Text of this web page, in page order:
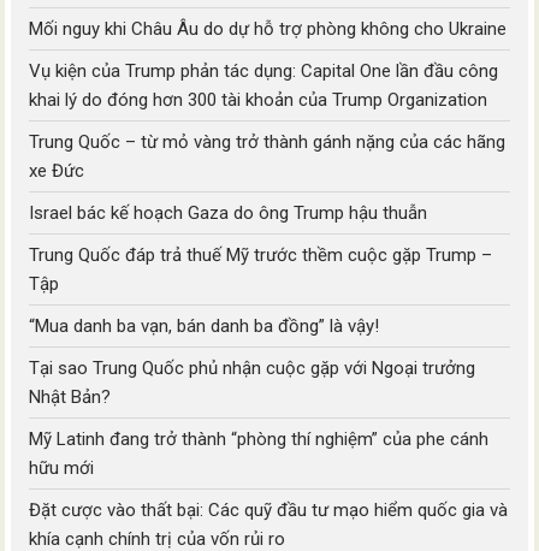
Mối nguy khi Châu Âu do dự hỗ trợ phòng không cho Ukraine
Vụ kiện của Trump phản tác dụng: Capital One lần đầu công
khai lý do đóng hơn 300 tài khoản của Trump Organization
Trung Quốc – từ mỏ vàng trở thành gánh nặng của các hãng
xe Đức
Israel bác kế hoạch Gaza do ông Trump hậu thuẫn
Trung Quốc đáp trả thuế Mỹ trước thềm cuộc gặp Trump –
Tập
“Mua danh ba vạn, bán danh ba đồng” là vậy!
Tại sao Trung Quốc phủ nhận cuộc gặp với Ngoại trưởng
Nhật Bản?
Mỹ Latinh đang trở thành “phòng thí nghiệm” của phe cánh
hữu mới
Đặt cược vào thất bại: Các quỹ đầu tư mạo hiểm quốc gia và
khía cạnh chính trị của vốn rủi ro